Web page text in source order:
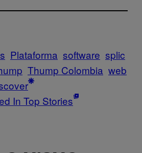
Plataforma software splic
Thump Colombia web
In Top Stories